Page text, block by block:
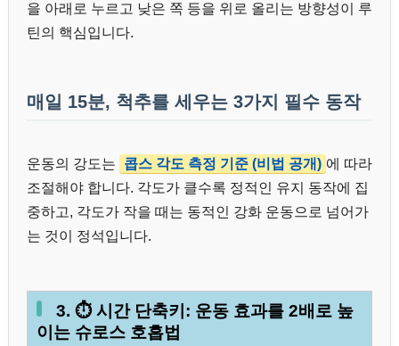
을 아래로 누르고 낮은 쪽 등을 위로 올리는 방향성이 루
틴의 핵심입니다.
매일 15분, 척추를 세우는 3가지 필수 동작
운동의 강도는 콥스 각도 측정 기준 (비법 공개) 에 따라
조절해야 합니다. 각도가 클수록 정적인 유지 동작에 집
중하고, 각도가 작을 때는 동적인 강화 운동으로 넘어가
는 것이 정석입니다.
3. ⏱️ 시간 단축키: 운동 효과를 2배로 높
이는 슈로스 호흡법